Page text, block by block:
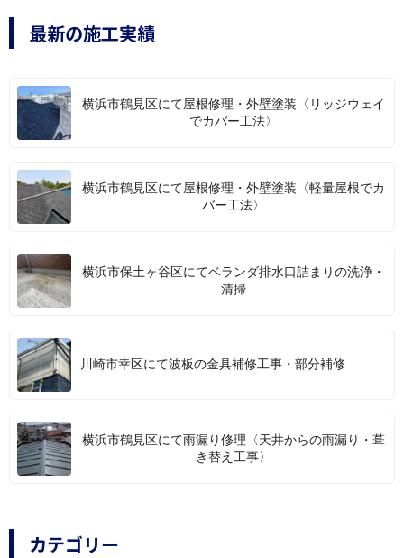
最新の施工実績
横浜市鶴見区にて屋根修理・外壁塗装〈リッジウェイ
でカバー工法〉
横浜市鶴見区にて屋根修理・外壁塗装〈軽量屋根でカ
バー工法〉
横浜市保土ヶ谷区にてベランダ排水口詰まりの洗浄・
清掃
川崎市幸区にて波板の金具補修工事・部分補修
横浜市鶴見区にて雨漏り修理〈天井からの雨漏り・葺
き替え工事〉
カテゴリー